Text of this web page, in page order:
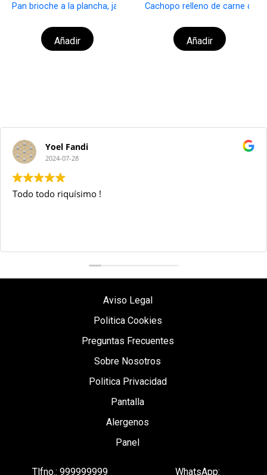
Pan brioche a la plancha, jamón cocido extra y queso fundido.
Añadir
Cachopo relleno de carne de
Añadir
Yoel Fandi
2024-07-28
Todo todo riquísimo !
Aviso Legal
Politica Cookies
Preguntas Frecuentes
Sobre Nosotros
Politica Privacidad
Pantalla
Alergenos
Panel
Tlfno.: 999999999 WhatsApp: